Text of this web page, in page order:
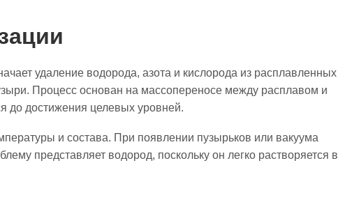
удаление водорода, азота и кислорода из расплавленных
Процесс основан на массопереносе между расплавом и
до достижения целевых уровней.
и состава. При появлении пузырьков или вакуума
представляет водород, поскольку он легко растворяется в